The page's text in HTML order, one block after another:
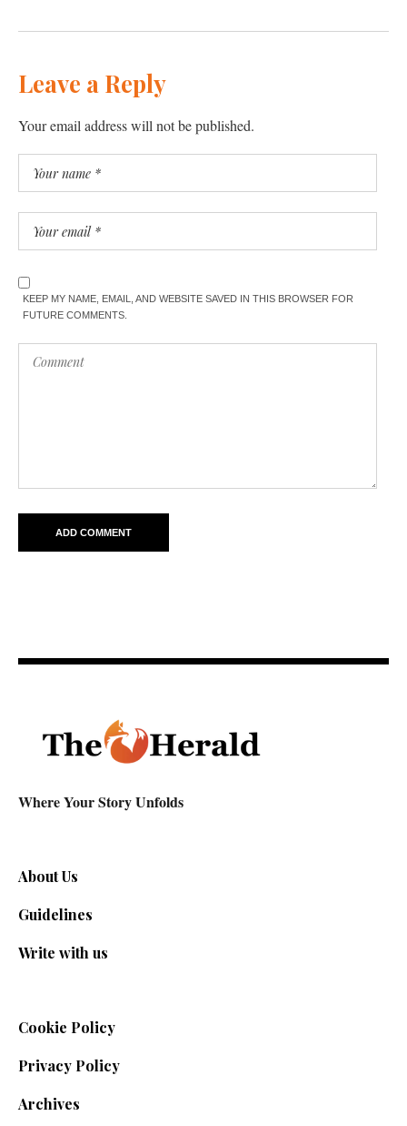
Leave a Reply
Your email address will not be published.
KEEP MY NAME, EMAIL, AND WEBSITE SAVED IN THIS BROWSER FOR
FUTURE COMMENTS.
Where Your Story Unfolds
About Us
Guidelines
Write with us
Cookie Policy
Privacy Policy
Archives